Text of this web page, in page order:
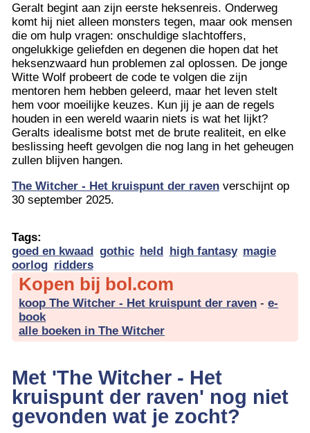
Geralt begint aan zijn eerste heksenreis. Onderweg
komt hij niet alleen monsters tegen, maar ook mensen
die om hulp vragen: onschuldige slachtoffers,
ongelukkige geliefden en degenen die hopen dat het
heksenzwaard hun problemen zal oplossen. De jonge
Witte Wolf probeert de code te volgen die zijn
mentoren hem hebben geleerd, maar het leven stelt
hem voor moeilijke keuzes. Kun jij je aan de regels
houden in een wereld waarin niets is wat het lijkt?
Geralts idealisme botst met de brute realiteit, en elke
beslissing heeft gevolgen die nog lang in het geheugen
zullen blijven hangen.
The Witcher - Het kruispunt der raven verschijnt op
30 september 2025.
Tags:
goed en kwaad gothic held high fantasy magie
oorlog ridders
Kopen bij bol.com
koop The Witcher - Het kruispunt der raven -e-
book
alle boeken in The Witcher
Met 'The Witcher - Het
kruispunt der raven' nog niet
gevonden wat je zocht?